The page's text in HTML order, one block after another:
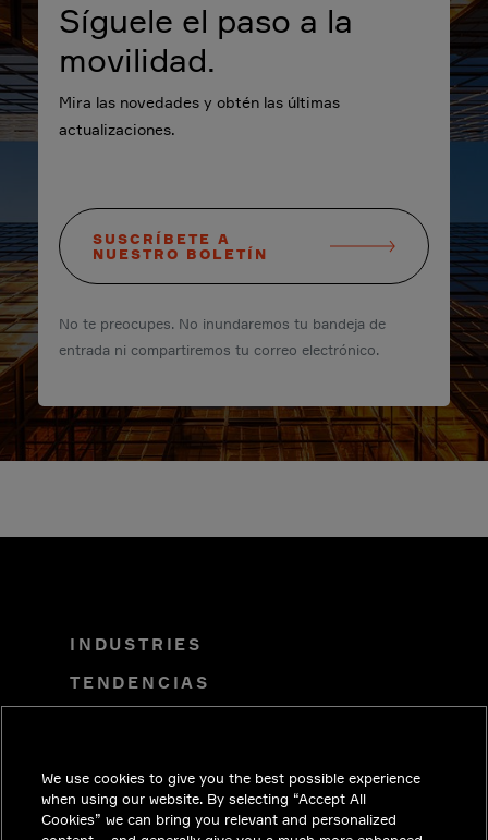
Síguele el paso a la
movilidad.
Mira las novedades y obtén las últimas
actualizaciones.
SUSCRÍBETE A
NUESTRO BOLETÍN
No te preocupes. No inundaremos tu bandeja de
entrada ni compartiremos tu correo electrónico.
INDUSTRIES
TENDENCIAS
INVERSIONISTAS
SALA DE PRENSA
We use cookies to give you the best possible experience
when using our website. By selecting “Accept All
Cookies” we can bring you relevant and personalized